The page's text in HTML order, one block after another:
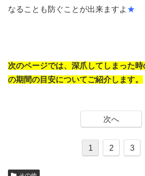
なることも防ぐことが出来ますよ ★
次のページでは、深爪してしまった
の期間の目安についてご紹介します。
次へ
1 2 3